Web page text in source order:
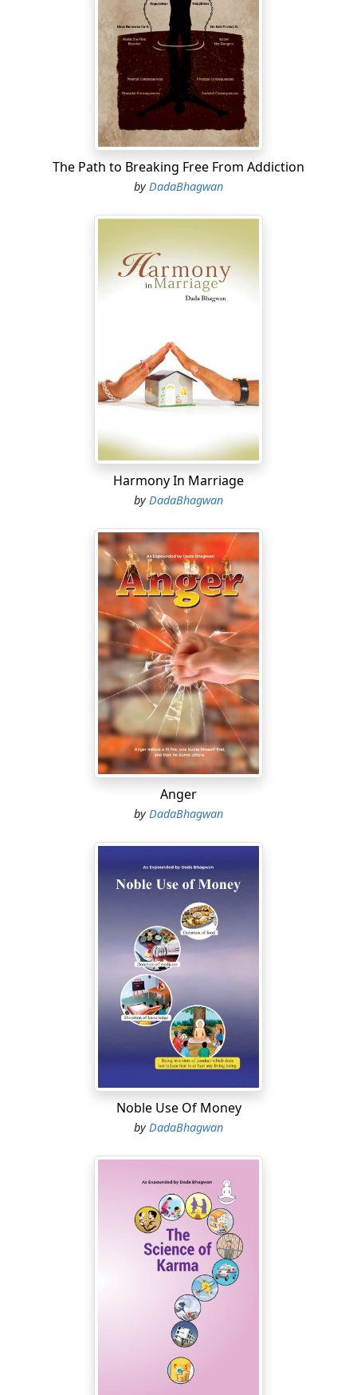
The Path to Breaking Free From Addiction
by DadaBhagwan
Harmony In Marriage
byDadaBhagwan
Anger
byDadaBhagwan
Noble Use Of Money
byDadaBhagwan